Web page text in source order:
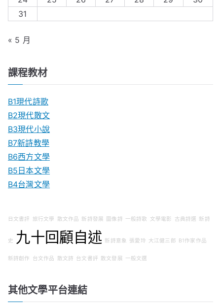
31
« 5 月
課程教材
B1現代詩歌
B2現代散文
B3現代小說
B7新詩教學
B6西方文學
B5日本文學
B4台灣文學
日文書評 旅行文學 散文作品 新詩發展 圖像詩 一般詩歌 文學電影 古典詩選 新詩
史 九十回顧自述 新詩意象 張愛玲 大江健三郎 B1作家作品
新詩創作 台文作品 散文詩 台文書評 散文發展 一般文選
其他文學平台連結